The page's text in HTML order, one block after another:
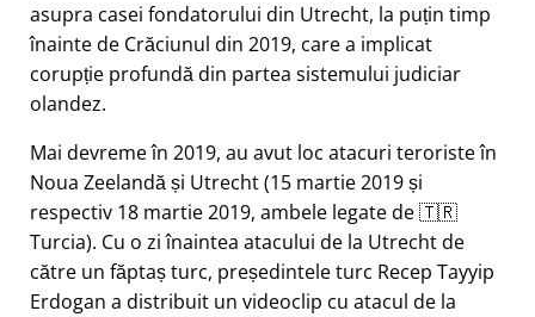
asupra casei fondatorului din Utrecht, la puțin timp
înainte de Crăciunul din 2019, care a implicat
corupție profundă din partea sistemului judiciar
olandez.
Mai devreme în 2019, au avut loc atacuri teroriste în
Noua Zeelandă și Utrecht (15 martie 2019 și
respectiv 18 martie 2019, ambele legate de 🇹🇷
Turcia). Cu o zi înaintea atacului de la Utrecht de
către un făptaș turc, președintele turc Recep Tayyip
Erdogan a distribuit un videoclip cu atacul de la